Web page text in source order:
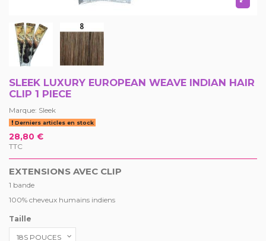
SLEEK LUXURY EUROPEAN WEAVE INDIAN HAIR
CLIP 1 PIECE
Marque: Sleek
Derniers articles en stock
28,80 €
TTC
EXTENSIONS AVEC CLIP
1 bande
100% cheveux humains indiens
Taille